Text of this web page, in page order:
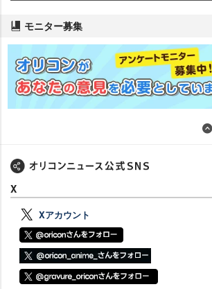
モニター募集
X
Xアカウント